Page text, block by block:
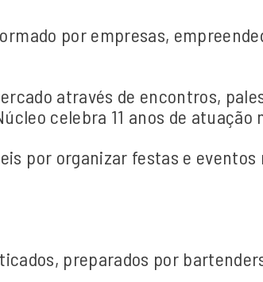
por empresas,
através de encontros,
celebra 11 anos de atuação
por organizar festas e eventos
preparados por